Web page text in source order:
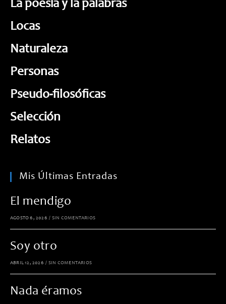
La poesía y la palabras
Locas
Naturaleza
Personas
Pseudo-filosóficas
Selección
Relatos
Mis Últimas Entradas
El mendigo
AGOSTO 6, 2026 / SIN COMENTARIOS
Soy otro
ABRIL 12, 2026 / SIN COMENTARIOS
Nada éramos